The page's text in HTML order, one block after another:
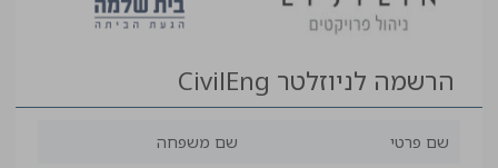
הרשמה לניוזלטר CivilEng